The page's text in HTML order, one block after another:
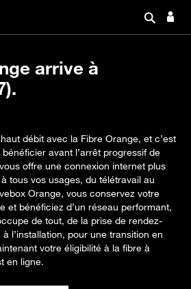
arrive à
débit avec la Fibre Orange, et c’est
avant l’arrêt progressif de
offre une connexion internet plus
tous vos usages, du télétravail au
Orange, vous conservez votre
et bénéficiez d’un réseau performant,
de tout, de la prise de rendez-
l’installation, pour une transition en
votre éligibilité à la fibre à
en ligne.